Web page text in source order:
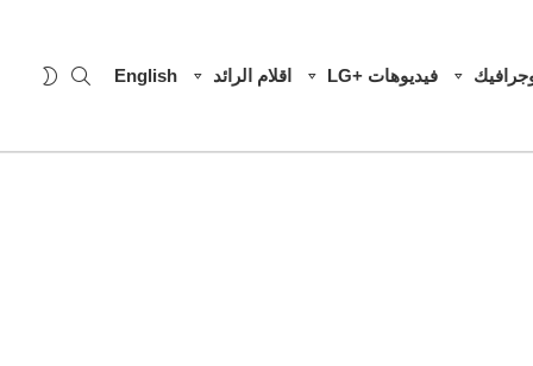
فيديوهات +LG اقلام الرائد English
SEARCH